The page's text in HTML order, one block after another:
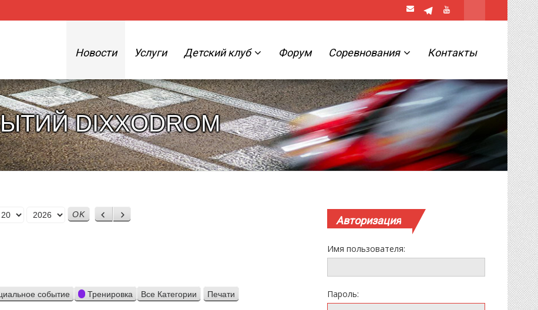
Новости Услуги Детский клуб Форум Соревнования Контакты
DIXXODROM
Назад
Вперед
событие Тренировка Все Категории Просмотр
Печати
Авторизация
Имя пользователя:
Пароль: